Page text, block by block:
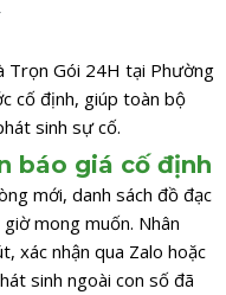
Trọn Gói 24H tại Phường
cố định, giúp toàn bộ
sinh sự cố.
báo giá cố định
mới, danh sách đồ đạc
mong muốn. Nhân
xác nhận qua Zalo hoặc
sinh ngoài con số đã